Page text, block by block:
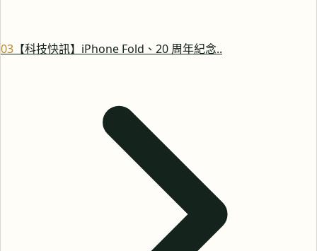
03 【科技快訊】iPhone Fold、20 周年紀念..